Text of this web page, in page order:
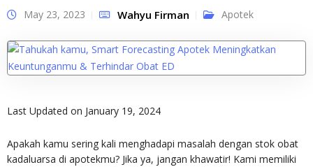
May 23, 2023 Wahyu Firman Apotek
Last Updated on January 19, 2024
Apakah kamu sering kali menghadapi masalah dengan stok obat
kadaluarsa di apotekmu? Jika ya, jangan khawatir! Kami memiliki